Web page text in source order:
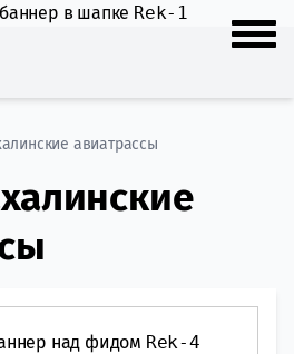
в шапке Rek-1
авиатрассы
над фидом Rek-4